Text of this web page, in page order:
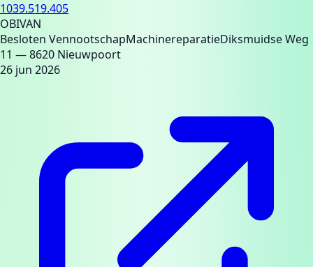
1039.519.405
OBIVAN
Besloten VennootschapMachinereparatieDiksmuidse Weg
11 — 8620 Nieuwpoort
26 jun 2026